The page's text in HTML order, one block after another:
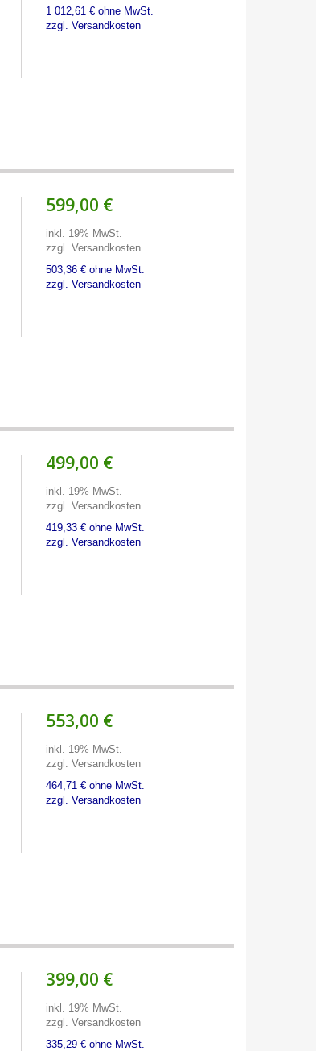
1 012,61 € ohne MwSt.
zzgl. Versandkosten
599,00 €
inkl. 19% MwSt.
zzgl. Versandkosten
503,36 € ohne MwSt.
zzgl. Versandkosten
499,00 €
inkl. 19% MwSt.
zzgl. Versandkosten
419,33 € ohne MwSt.
zzgl. Versandkosten
553,00 €
inkl. 19% MwSt.
zzgl. Versandkosten
464,71 € ohne MwSt.
zzgl. Versandkosten
399,00 €
inkl. 19% MwSt.
zzgl. Versandkosten
335,29 € ohne MwSt.